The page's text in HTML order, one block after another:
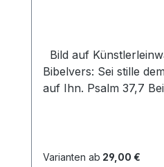
Bild auf Künstlerleinwand
Bibelvers: Sei stille
auf Ihn. Psalm 37,7
Sperrgut in Höhe von
Varianten ab 29,00 €